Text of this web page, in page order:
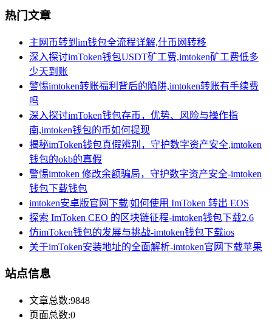
热门文章
主网币转到im钱包全流程详解,什币网转移
深入探讨imToken钱包USDT矿工费,imtoken矿工费低多
少天到账
警惕imtoken转账福利背后的陷阱,imtoken转账有手续费
吗
深入探讨imToken钱包存币，优势、风险与操作指
南,imtoken钱包的币如何提现
揭秘imToken钱包真假辨别，守护数字资产安全,imtoken
钱包的okb的真假
警惕imtoken 修改余额骗局，守护数字资产安全-imtoken
钱包下载钱包
imtoken安卓版官网下载|如何使用 ImToken 转出 EOS
探索 ImToken CEO 的区块链征程-imtoken钱包下载2.6
仿imToken钱包的发展与挑战-imtoken钱包下载ios
关于imToken安装地址的全面解析-imtoken官网下载苹果
站点信息
文章总数:9848
页面总数:0